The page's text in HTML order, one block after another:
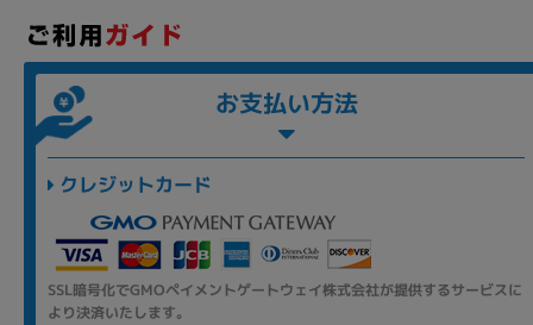
お支払い方法
クレジットカード
SSL暗号化でGMOペイメントゲートウェイ株式会社が提供するサービスに
より決済いたします。